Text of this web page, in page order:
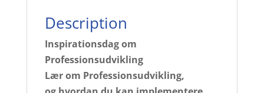
Description
Inspirationsdag om
Professionsudvikling
Lær om Professionsudvikling,